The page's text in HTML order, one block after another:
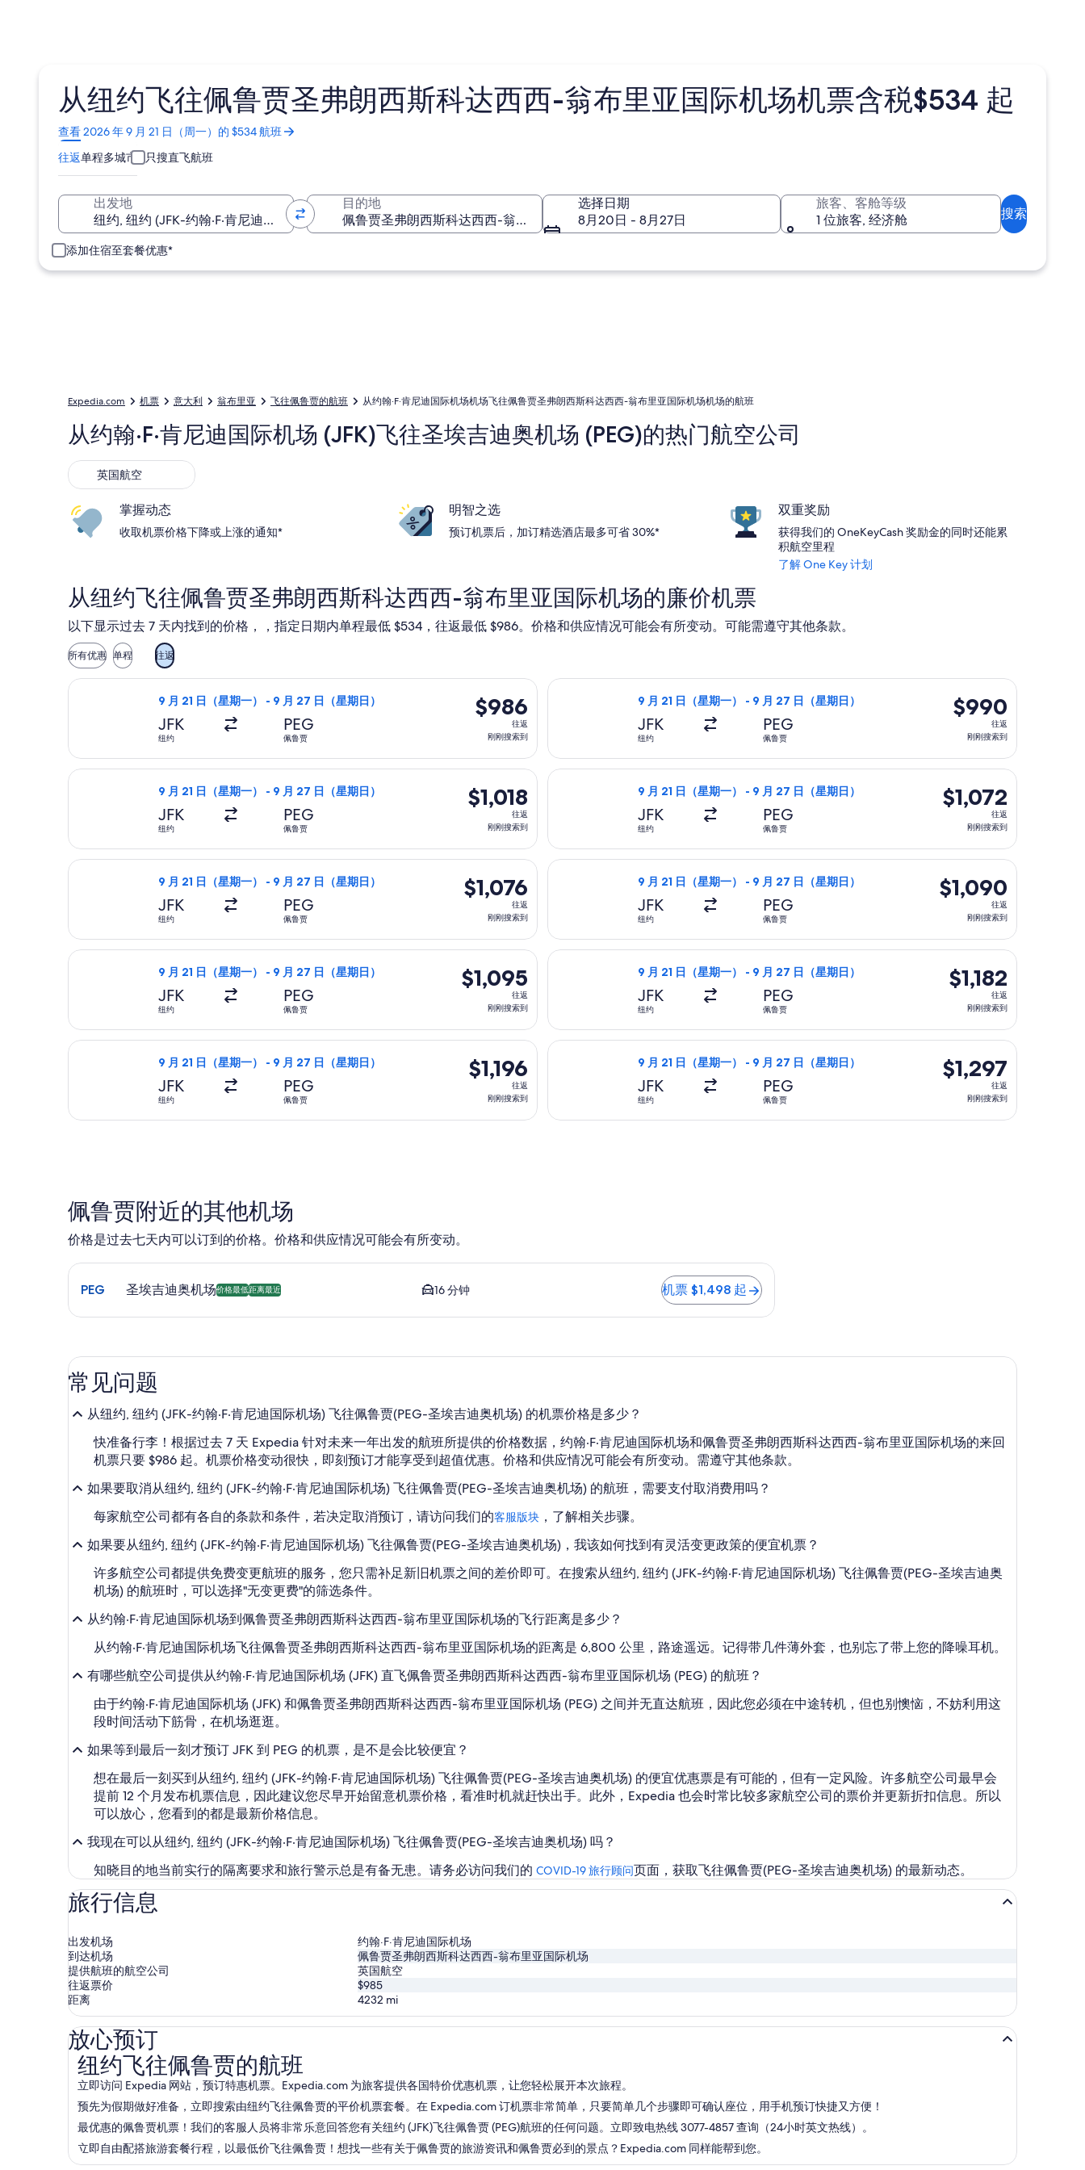
从纽约飞往佩鲁贾圣弗朗西斯科达西西-翁布里亚国际机场机票含税$534 起
查看 2026 年 9 月 21 日（周一）的 $534 航班
在
新
窗
口
打
往返单程多城市 只搜直飞航班
出发地 目的地
选择日期
8月20日 - 8月27日
旅客、客舱等级
1 位旅客, 经济舱
搜索
添加住宿至套餐优惠*
Expedia.com 机票 意大利 翁布里亚 飞往佩鲁贾的航班 从约翰·F·肯尼迪国际机场机场飞往佩鲁贾圣弗朗西斯科达西西-翁布里亚国际机场机场的航班
从约翰·F·肯尼迪国际机场 (JFK)飞往圣埃吉迪奥机场 (PEG)的热门航空公司
英国航空
英国航空
掌握动态
收取机票价格下降或上涨的通知*
明智之选
预订机票后，加订精选酒店最多可省 30%*
双重奖励
获得我们的 OneKeyCash 奖励金的同时还能累
积航空里程
了解 One Key 计划
从纽约飞往佩鲁贾圣弗朗西斯科达西西-翁布里亚国际机场的廉价机票
以下显示过去 7 天内找到的价格，，指定日期内单程最低 $534，往返最低 $986。价格和供应情况可能会有所变动。可能需遵守其他条款。
所有优惠 单程 往返
9 月 21 日（星期一） - 9 月 27 日（星期日）
JFK
纽约
PEG
佩鲁贾
$986
往
返,
刚
搜
索
$986
往返
刚刚搜索到
选择英国航空航班，9 月 21 日（星期一）从纽约前往佩鲁贾，9 月 27 日（星期日）返回，价格为 $986，刚刚搜索到
9 月 21 日（星期一） - 9 月 27 日（星期日）
JFK
纽约
PEG
佩鲁贾
$990
往
返,
刚
搜
索
$990
往返
刚刚搜索到
选择英国航空航班，9 月 21 日（星期一）从纽约前往佩鲁贾，9 月 27 日（星
9 月 21 日（星期一） - 9 月 27 日（星期日）
JFK
纽约
PEG
佩鲁贾
$1,018
往
刚
搜
索
$1,018
往返
刚刚搜索到
选择英国航空航班，9 月 21 日（星期一）从纽约前往佩鲁贾，9 月 27 日（星期日）返回，价格为 $1,018，刚刚搜索到
9 月 21 日（星期一） - 9 月 27 日（星期日）
JFK
纽约
PEG
佩鲁贾
$1,072
往
刚
搜
索
$1,072
往返
刚刚搜索到
选择英国航空航班，9 月 21 日（星期一）从纽约前往佩鲁贾，9 月 27 日（星期
9 月 21 日（星期一） - 9 月 27 日（星期日）
JFK
纽约
PEG
佩鲁贾
$1,076
往
刚
搜
索
$1,076
往返
刚刚搜索到
选择英国航空航班，9 月 21 日（星期一）从纽约前往佩鲁贾，9 月 27 日（星期日）返回，价格为 $1,076，刚刚搜索到
9 月 21 日（星期一） - 9 月 27 日（星期日）
JFK
纽约
PEG
佩鲁贾
$1,090
往
刚
搜
索
$1,090
往返
刚刚搜索到
选择英国航空航班，9 月 21 日（星期一）从纽约前往佩鲁贾，9 月 27 日（星
9 月 21 日（星期一） - 9 月 27 日（星期日）
JFK
纽约
PEG
佩鲁贾
$1,095
往
刚
搜
索
$1,095
往返
刚刚搜索到
选择芬兰航空航班，9 月 21 日（星期一）从纽约前往佩鲁贾，9 月 27 日（星期日）返回，价格为 $1,095，刚刚搜索到
9 月 21 日（星期一） - 9 月 27 日（星期日）
JFK
纽约
PEG
佩鲁贾
$1,182
往
刚
搜
索
$1,182
往返
刚刚搜索到
选择美国航空航班，9 月 21 日（星期一）从纽约前往佩鲁贾，9 月 27 日（星期
9 月 21 日（星期一） - 9 月 27 日（星期日）
JFK
纽约
PEG
佩鲁贾
$1,196
往
$1,196
往返
刚刚搜索到
选择西班牙国家航空航班，9 月 21 日（星期一）从纽约前往佩鲁贾，9 月 27 日（星期日）返回，价格为 $1,196，刚刚搜索到
9 月 21 日（星期一） - 9 月 27 日（星期日）
JFK
纽约
PEG
佩鲁贾
$1,297
往
$1,297
往返
刚刚搜索到
选择爱尔兰航空航班，9 月 21 日（星期一）从纽约前往佩鲁贾，9 月 27 日（星
佩鲁贾附近的其他机场
价格是过去七天内可以订到的价格。价格和供应情况可能会有所变动。
选择前往圣埃吉迪奥机场 (PEG) 的航班。 可预订的最便宜且距离最近的选项。 到市中心的平均车程为 16 分钟。 机票 $1,498 起
PEG 圣埃吉迪奥机场价格最低距离最近 16 分钟 机票 $1,498 起
常见问题
从纽约, 纽约 (JFK-约翰·F·肯尼迪国际机场) 飞往佩鲁贾(PEG-圣埃吉迪奥机场) 的机票价格是多少？
快准备行李！根据过去 7 天 Expedia 针对未来一年出发的航班所提供的价格数据，约翰·F·肯尼迪国际机场和佩鲁贾圣弗朗西斯科达西西-翁布里亚国际机场的来回
机票只要 $986 起。机票价格变动很快，即刻预订才能享受到超值优惠。价格和供应情况可能会有所变动。需遵守其他条款。
如果要取消从纽约, 纽约 (JFK-约翰·F·肯尼迪国际机场) 飞往佩鲁贾(PEG-圣埃吉迪奥机场) 的航班，需要支付取消费用吗？
每家航空公司都有各自的条款和条件，若决定取消预订，请访问我们的客服版块 ，了解相关步骤。
如果要从纽约, 纽约 (JFK-约翰·F·肯尼迪国际机场) 飞往佩鲁贾(PEG-圣埃吉迪奥机场)，我该如何找到有灵活变更政策的便宜机票？
许多航空公司都提供免费变更航班的服务，您只需补足新旧机票之间的差价即可。在搜索从纽约, 纽约 (JFK-约翰·F·肯尼迪国际机场) 飞往佩鲁贾(PEG-圣埃吉迪奥
机场) 的航班时，可以选择"无变更费"的筛选条件。
从约翰·F·肯尼迪国际机场到佩鲁贾圣弗朗西斯科达西西-翁布里亚国际机场的飞行距离是多少？
从约翰·F·肯尼迪国际机场飞往佩鲁贾圣弗朗西斯科达西西-翁布里亚国际机场的距离是 6,800 公里，路途遥远。记得带几件薄外套，也别忘了带上您的降噪耳机。
有哪些航空公司提供从约翰·F·肯尼迪国际机场 (JFK) 直飞佩鲁贾圣弗朗西斯科达西西-翁布里亚国际机场 (PEG) 的航班？
由于约翰·F·肯尼迪国际机场 (JFK) 和佩鲁贾圣弗朗西斯科达西西-翁布里亚国际机场 (PEG) 之间并无直达航班，因此您必须在中途转机，但也别懊恼，不妨利用这
段时间活动下筋骨，在机场逛逛。
如果等到最后一刻才预订 JFK 到 PEG 的机票，是不是会比较便宜？
想在最后一刻买到从纽约, 纽约 (JFK-约翰·F·肯尼迪国际机场) 飞往佩鲁贾(PEG-圣埃吉迪奥机场) 的便宜优惠票是有可能的，但有一定风险。许多航空公司最早会
提前 12 个月发布机票信息，因此建议您尽早开始留意机票价格，看准时机就赶快出手。此外，Expedia 也会时常比较多家航空公司的票价并更新折扣信息。所以
可以放心，您看到的都是最新价格信息。
我现在可以从纽约, 纽约 (JFK-约翰·F·肯尼迪国际机场) 飞往佩鲁贾(PEG-圣埃吉迪奥机场) 吗？
知晓目的地当前实行的隔离要求和旅行警示总是有备无患。请务必访问我们的 COVID-19 旅行顾问页面，获取飞往佩鲁贾(PEG-圣埃吉迪奥机场) 的最新动态。
旅行信息
出发机场
约翰·F·肯尼迪国际机场
到达机场
佩鲁贾圣弗朗西斯科达西西-翁布里亚国际机场
提供航班的航空公司
英国航空
往返票价
$985
距离
4232 mi
放心预订
纽约飞往佩鲁贾的航班
立即访问 Expedia 网站，预订特惠机票。Expedia.com 为旅客提供各国特价优惠机票，让您轻松展开本次旅程。
预先为假期做好准备，立即搜索由纽约飞往佩鲁贾的平价机票套餐。在 Expedia.com 订机票非常简单，只要简单几个步骤即可确认座位，用手机预订快捷又方便！
最优惠的佩鲁贾机票！我们的客服人员将非常乐意回答您有关纽约 (JFK)飞往佩鲁贾 (PEG)航班的任何问题。立即致电热线 3077-4857 查询（24小时英文热线）。
立即自由配搭旅游套餐行程，以最低价飞往佩鲁贾！想找一些有关于佩鲁贾的旅游资讯和佩鲁贾必到的景点？Expedia.com 同样能帮到您。
纽约飞往佩鲁贾的航班